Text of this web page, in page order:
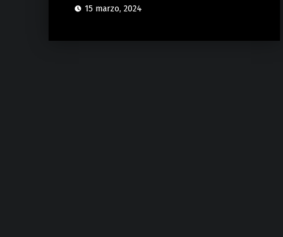
15 marzo, 2024